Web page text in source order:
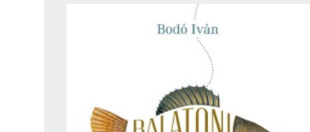
Szakmai együttműködési megállapodások
Munkatársaink
Közösségi szolgálat
Csoportos látogatás
Díjtételek
Kérdezd a